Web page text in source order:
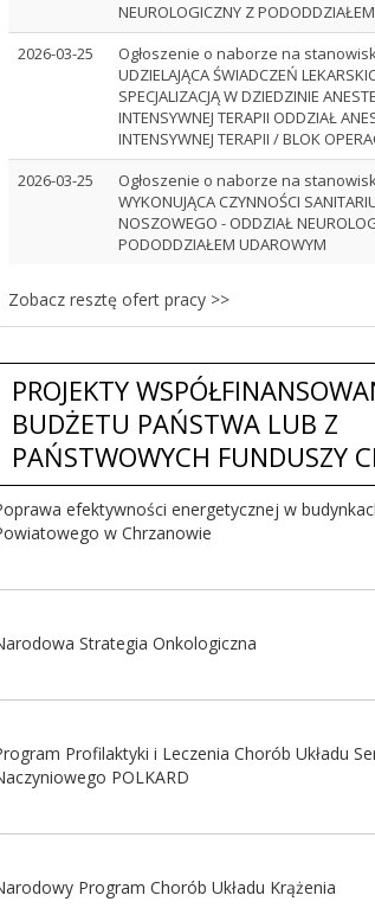
NEUROLOGICZNY Z
2026-03-25
Ogłoszenie o naborze na
UDZIELAJĄCA ŚWIADCZEŃ
SPECJALIZACJĄ W DZIEDZINIE
INTENSYWNEJ TERAPII ODDZIAŁ
INTENSYWNEJ TERAPII / BLOK
2026-03-25
Ogłoszenie o naborze na
WYKONUJĄCA CZYNNOŚCI
NOSZOWEGO - ODDZIAŁ
PODODDZIAŁEM UDAROWYM
Zobacz resztę ofert pracy >>
PROJEKTY
BUDŻETU PAŃSTWA LUB Z
PAŃSTWOWYCH FUNDUSZY
efektywności energetycznej w
w Chrzanowie
Strategia Onkologiczna
Profilaktyki i Leczenia Chorób Układu
POLKARD
Program Chorób Układu Krążenia